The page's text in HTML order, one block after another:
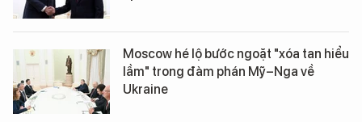
Moscow hé lộ bước ngoặt "xóa tan hiểu
lầm" trong đàm phán Mỹ–Nga về
Ukraine